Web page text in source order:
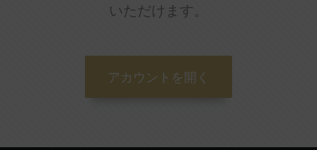
いただけます。
アカウントを開く